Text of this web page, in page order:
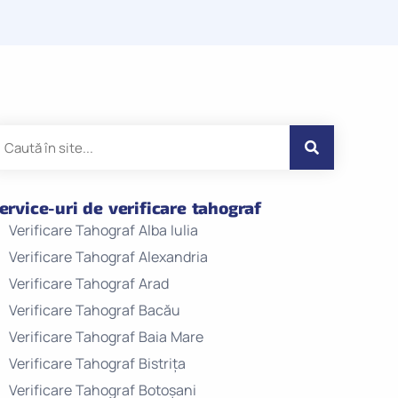
uri de verificare tahograf
Verificare Tahograf Alba Iulia
Verificare Tahograf Alexandria
Verificare Tahograf Arad
Verificare Tahograf Bacău
Verificare Tahograf Baia Mare
Verificare Tahograf Bistrița
Verificare Tahograf Botoșani